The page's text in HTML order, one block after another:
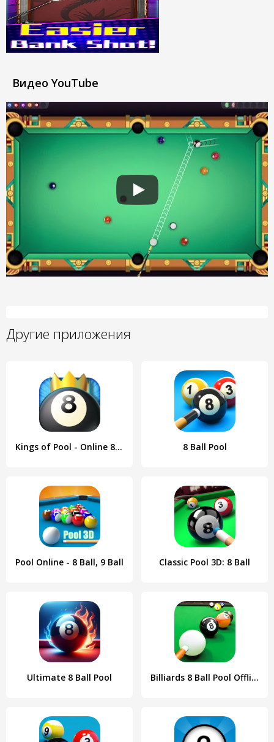
Видео YouTube
Другие приложения
Kings of Pool - Online 8 Ball 8 Ball Pool
Pool Online - 8 Ball, 9 Ball Classic Pool 3D: 8 Ball
Ultimate 8 Ball Pool Billiards 8 Ball Pool Offline